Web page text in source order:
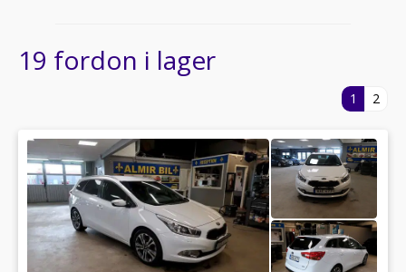
19 fordon i lager
1 2